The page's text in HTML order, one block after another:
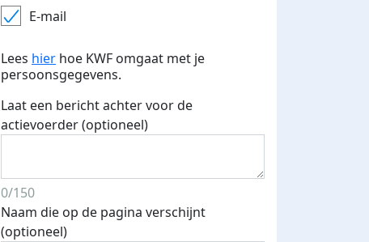
Streefbedrag verhoogd
E-mail
Lees hier hoe KWF omgaat met je
persoonsgegevens.
Laat een bericht achter voor de
actievoerder (optioneel)
0/150
Naam die op de pagina verschijnt
(optioneel)